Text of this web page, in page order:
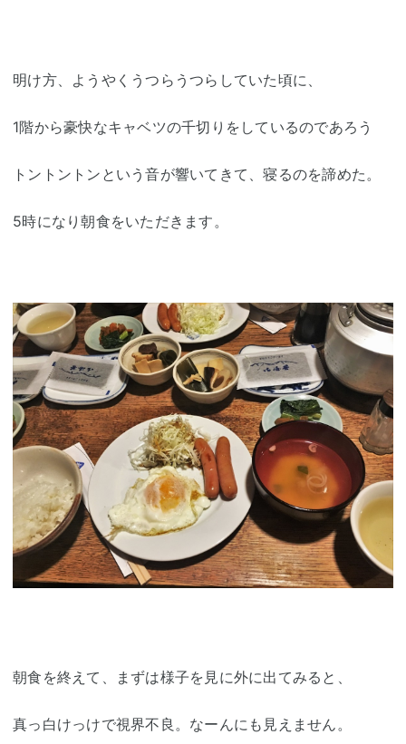
明け方、ようやくうつらうつらしていた頃に、
1階から豪快なキャベツの千切りをしているのであろう
トントントンという音が響いてきて、寝るのを諦めた。
5時になり朝食をいただきます。
朝食を終えて、まずは様子を見に外に出てみると、
真っ白けっけで視界不良。なーんにも見えません。